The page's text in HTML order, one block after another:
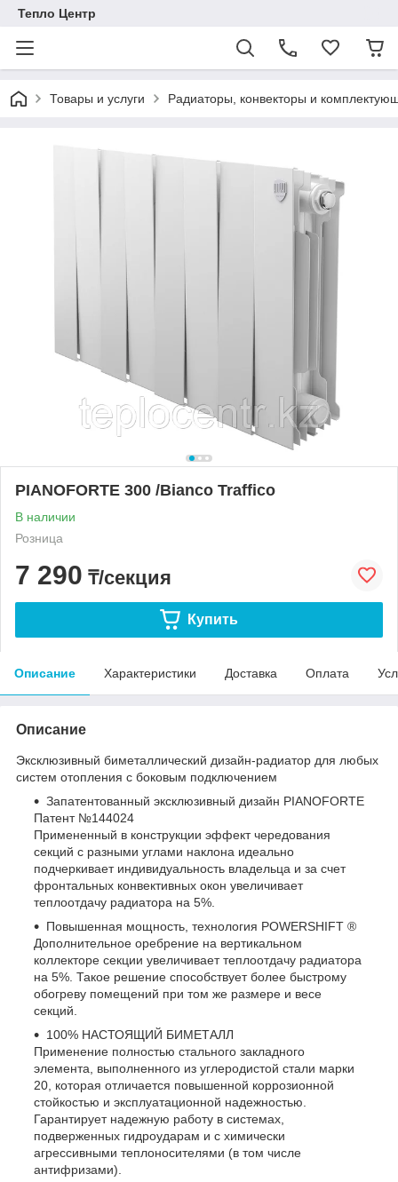
Тепло Центр
Товары и услуги Радиаторы, конвекторы и
PIANOFORTE 300 /Bianco Traffico
В наличии
Розница
7 290 ₸/секция
Купить
Описание Характеристики Доставка Оплата
Описание
Эксклюзивный биметаллический дизайн-радиатор для любых
систем отопления с боковым подключением
Запатентованный эксклюзивный дизайн PIANOFORTE
Патент №144024
Примененный в конструкции эффект чередования
секций с разными углами наклона идеально
подчеркивает индивидуальность владельца и за счет
фронтальных конвективных окон увеличивает
теплоотдачу радиатора на 5%.
Повышенная мощность, технология POWERSHIFT ®
Дополнительное оребрение на вертикальном
коллекторе секции увеличивает теплоотдачу радиатора
на 5%. Такое решение способствует более быстрому
обогреву помещений при том же размере и весе
секций.
100% НАСТОЯЩИЙ БИМЕТАЛЛ
Применение полностью стального закладного
элемента, выполненного из углеродистой стали марки
20, которая отличается повышенной коррозионной
стойкостью и эксплуатационной надежностью.
Гарантирует надежную работу в системах,
подверженных гидроударам и с химически
агрессивными теплоносителями (в том числе
антифризами).